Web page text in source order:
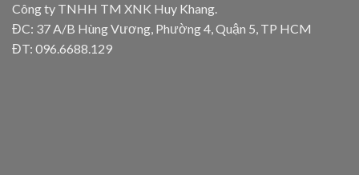
Công ty TNHH TM XNK Huy Khang.
ĐC: 37 A/B Hùng Vương, Phường 4, Quận 5, TP HCM
ĐT: 096.6688.129